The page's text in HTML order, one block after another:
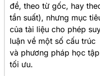
đề, theo từ gốc, hay
tần suất), nhưng mục
của tài liệu cho phép
luận về một số cấu trúc
và phương pháp học tập
tối ưu.